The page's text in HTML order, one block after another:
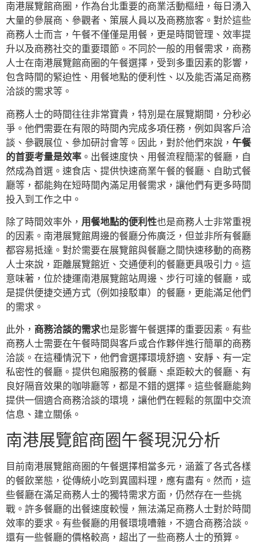
南港展覽館商圈，作為台北重要的商業活動樞紐，每日湧入
大量的參展商、參觀者、策展人員以及商務旅客。對於這些
商務人士而言，午餐不僅僅是用餐，更是時間管理、效率提
升以及商務社交的重要環節。不同於一般的用餐需求，商務
人士在南港展覽館商圈的午餐選擇，受到多重因素的影響，
包含時間的緊迫性、用餐地點的便利性、以及能否滿足商務
洽談的需求等。
商務人士的時間往往非常寶貴，特別是在展覽期間，分秒必
爭。他們需要在有限的時間內完成多項任務，例如與客戶洽
談、參觀展位、參加研討會等。因此，對於他們來說， 午餐
的首要考量是效率 。出餐速度快、用餐流程簡潔的餐廳，自
然成為首選。速食店、提供快速商業午餐的餐廳、自助式餐
廳等，都能夠在短時間內滿足用餐需求，讓他們有更多時間
投入到工作之中。
除了時間效率外， 用餐地點的便利性也是商務人士非常重視
的因素。南港展覽館周邊的餐廳分佈廣泛，但並非所有餐廳
都容易抵達。對於需要在展覽館與餐廳之間快速移動的商務
人士來說，距離展覽館近、交通便利的餐廳更具吸引力。這
意味著，位於捷運南港展覽館站周邊、步行可達的餐廳，或
是提供便捷交通方式（例如接駁車）的餐廳，更能滿足他們
的需求。
此外， 商務洽談的需求也是影響午餐選擇的重要因素。有些
商務人士需要在午餐時間與客戶或合作夥伴進行簡單的商務
洽談。在這種情況下，他們會選擇環境舒適、安靜、有一定
私密性的餐廳。提供包廂服務的餐廳、桌距較大的餐廳、有
良好隔音效果的咖啡廳等，都是不錯的選擇。這些餐廳能夠
提供一個適合商務洽談的環境，讓他們在輕鬆的氛圍中交流
信息、建立關係。
南港展覽館商圈午餐現況分析
目前南港展覽館商圈的午餐選擇相當多元，涵蓋了各式各樣
的餐飲業態，從傳統小吃到異國料理，應有盡有。然而，這
些餐廳在滿足商務人士的獨特需求方面，仍然存在一些挑
戰。許多餐廳的出餐速度較慢，無法滿足商務人士對於時間
效率的要求。有些餐廳的用餐環境嘈雜，不適合商務洽談。
還有一些餐廳的價格較高，超出了一些商務人士的預算。